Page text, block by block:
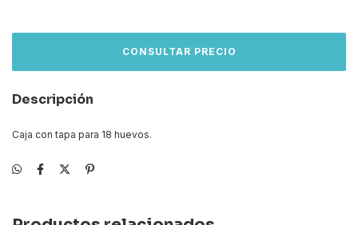
Descripción
Caja con tapa para 18 huevos.